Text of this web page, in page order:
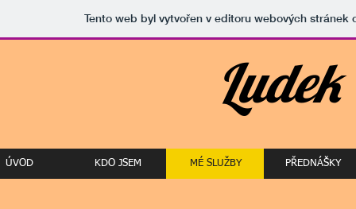
Tento web byl vytvořen v editoru webových stránek
ÚVOD KDO JSEM MÉ SLUŽBY PŘEDNÁŠKY